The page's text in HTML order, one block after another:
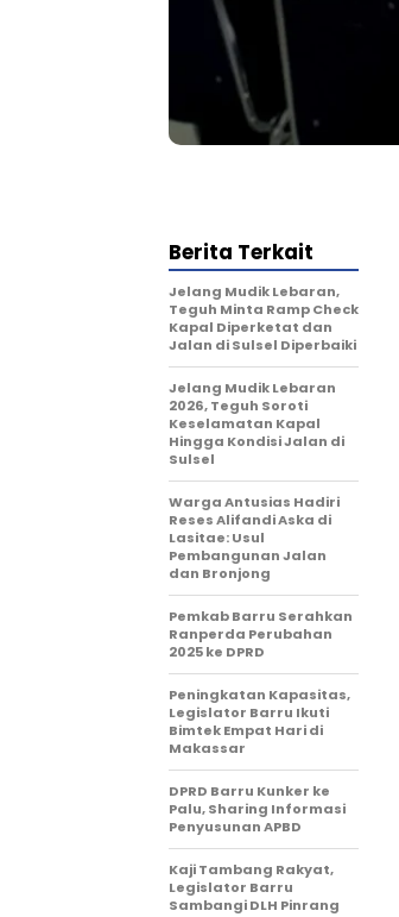
Berita Terkait
Jelang Mudik Lebaran,
Teguh Minta Ramp Check
Kapal Diperketat dan
Jalan di Sulsel Diperbaiki
Jelang Mudik Lebaran
2026, Teguh Soroti
Keselamatan Kapal
Hingga Kondisi Jalan di
Sulsel
Warga Antusias Hadiri
Reses Alifandi Aska di
Lasitae: Usul
Pembangunan Jalan
dan Bronjong
Pemkab Barru Serahkan
Ranperda Perubahan
2025 ke DPRD
Peningkatan Kapasitas,
Legislator Barru Ikuti
Bimtek Empat Hari di
Makassar
DPRD Barru Kunker ke
Palu, Sharing Informasi
Penyusunan APBD
Kaji Tambang Rakyat,
Legislator Barru
Sambangi DLH Pinrang